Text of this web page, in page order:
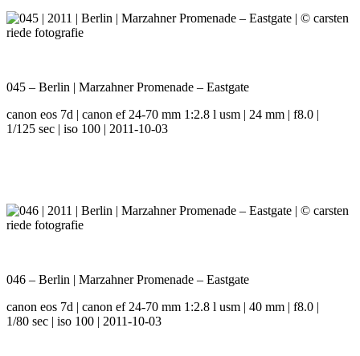
045 – Berlin | Marzahner Promenade – Eastgate
canon eos 7d | canon ef 24-70 mm 1:2.8 l usm | 24 mm | f8.0 |
1/125 sec | iso 100 | 2011-10-03
046 – Berlin | Marzahner Promenade – Eastgate
canon eos 7d | canon ef 24-70 mm 1:2.8 l usm | 40 mm | f8.0 |
1/80 sec | iso 100 | 2011-10-03